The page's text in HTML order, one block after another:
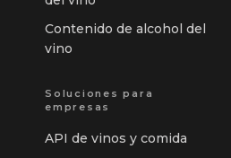
Contenido de alcohol del
vino
Soluciones para
empresas
API de vinos y comida